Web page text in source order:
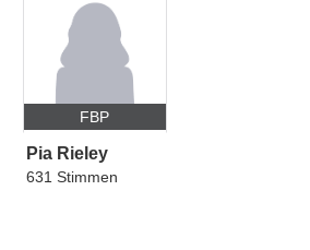
FBP
Pia Rieley
631 Stimmen